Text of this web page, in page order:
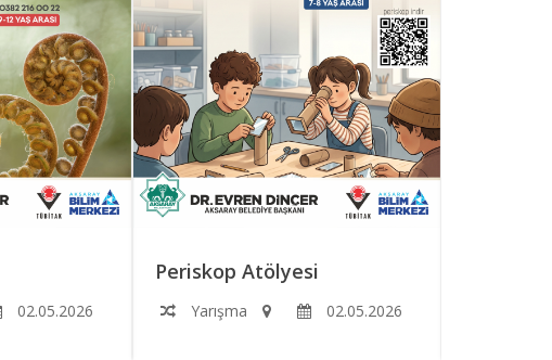
02.05.2026
Periskop Atölyesi
Yarışma 02.05.2026